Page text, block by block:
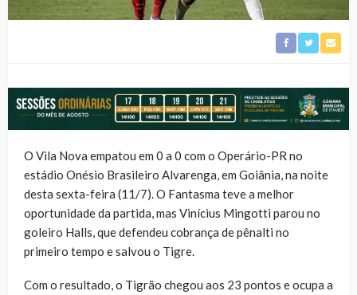
O Vila Nova empatou em 0 a 0 com o Operário-PR no
estádio Onésio Brasileiro Alvarenga, em Goiânia, na noite
desta sexta-feira (11/7). O Fantasma teve a melhor
oportunidade da partida, mas Vinícius Mingotti parou no
goleiro Halls, que defendeu cobrança de pênalti no
primeiro tempo e salvou o Tigre.
Com o resultado, o Tigrão chegou aos 23 pontos e ocupa a